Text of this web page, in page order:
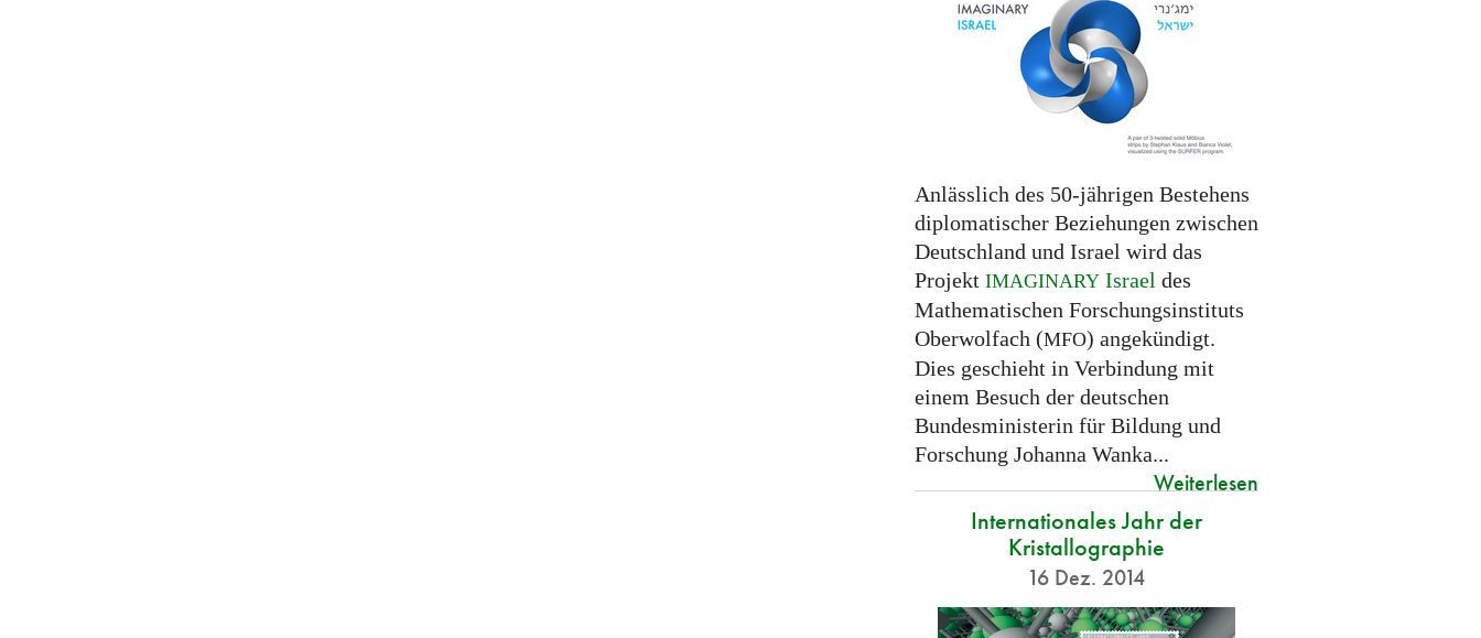
Anlässlich des 50-jährigen Bestehens
diplomatischer Beziehungen zwischen
Deutschland und Israel wird das
Projekt IMAGINARYIsrael des
Mathematischen Forschungsinstituts
Oberwolfach (MFO) angekündigt.
Dies geschieht in Verbindung mit
einem Besuch der deutschen
Bundesministerin für Bildung und
Forschung Johanna Wanka...
Weiterlesen
Internationales Jahr der
Kristallographie
16 Dez. 2014